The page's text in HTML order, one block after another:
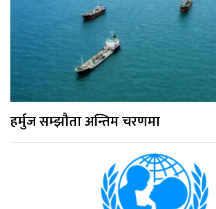
हर्मुज सम्झौता अन्तिम चरणमा